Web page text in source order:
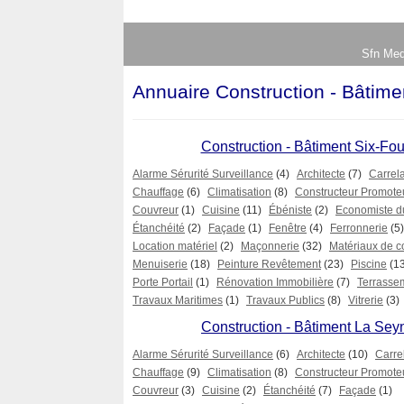
Sfn
Annuaire Construction -
Construction - Bâtiment Six-
Alarme Sérurité Surveillance (4) Architecte (7)
Chauffage (6) Climatisation (8) Constructeur
Couvreur (1) Cuisine (11) Ébéniste (2) Economiste
Étanchéité (2) Façade (1) Fenêtre (4) Ferronnerie (5)
Location matériel (2) Maçonnerie (32) Matériaux de
Menuiserie (18) Peinture Revêtement (23) Piscine
Porte Portail (1) Rénovation Immobilière (7)
Travaux Maritimes (1) Travaux Publics (8) Vitrerie (3)
Construction - Bâtiment La
Alarme Sérurité Surveillance (6) Architecte (10)
Chauffage (9) Climatisation (8) Constructeur
Couvreur (3) Cuisine (2) Étanchéité (7) Façade (1)